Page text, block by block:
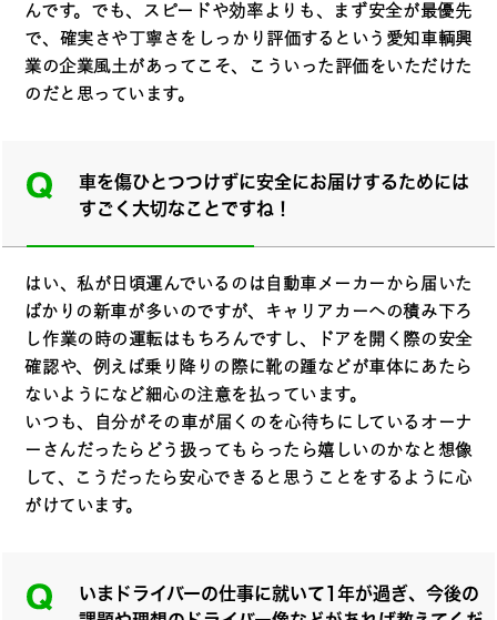
んです。でも、スピードや効率よりも、まず安全が最優先
で、確実さや丁寧さをしっかり評価するという愛知車輌興
業の企業風土があってこそ、こういった評価をいただけた
のだと思っています。
車を傷ひとつつけずに安全にお届けするためには
すごく大切なことですね！
はい、私が日頃運んでいるのは自動車メーカーから届いた
ばかりの新車が多いのですが、キャリアカーへの積み下ろ
し作業の時の運転はもちろんですし、ドアを開く際の安全
確認や、例えば乗り降りの際に靴の踵などが車体にあたら
ないようになど細心の注意を払っています。
いつも、自分がその車が届くのを心待ちにしているオーナ
ーさんだったらどう扱ってもらったら嬉しいのかなと想像
して、こうだったら安心できると思うことをするように心
がけています。
いまドライバーの仕事に就いて1年が過ぎ、今後の